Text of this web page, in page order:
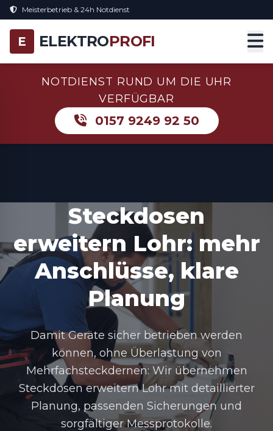
Meisterbetrieb & 24h Notdienst
E ELEKTROPROFI
NOTDIENST RUND UM DIE UHR
VERFÜGBAR
0157 9249 92 50
Steckdosen
erweitern Lohr: mehr
Anschlüsse, klare
Planung
Damit Geräte sicher betrieben werden
können, ohne Überlastung von
Mehrfachsteckdernen: Wir übernehmen
Steckdosen erweitern Lohrmit detaillierter
Planung, passenden Sicherungen und
sorgfältiger Messprotokolle.